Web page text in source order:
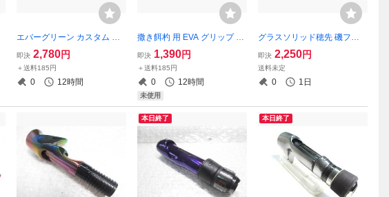
エバーグリーン カスタム リ
ールシート マジョーラカラ
ー ベイトリール 用 EverGree
n ECS SD16 ブランクタッチ
フジ FUJI
即決 2,780円
＋送料185円
0 12時間
撒き餌杓 用 EVA グリップ の
み 【18センチ】（ダイワ シ
マノ がまかつ ダイコー 釣武
即決 1,390円
＋送料185円
0 12時間
未使用
グラスソリッド穂先 磯フカ
セ釣り用 がまかつ Re穂先 に
も対応 タイプF 元径3.5㎜ 84
㎝ 0.8～1.25号 (1308-5
即決 2,250円
送料未定
0 1日
本日終了 本日終了